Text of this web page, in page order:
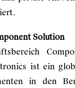
Solution
ist ein
in den